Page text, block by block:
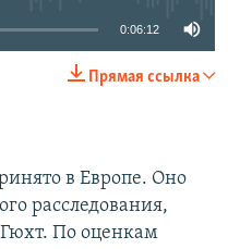
0:06:12
Прямая ссылка
в Европе. Оно
расследования,
Гюхт. По оценкам